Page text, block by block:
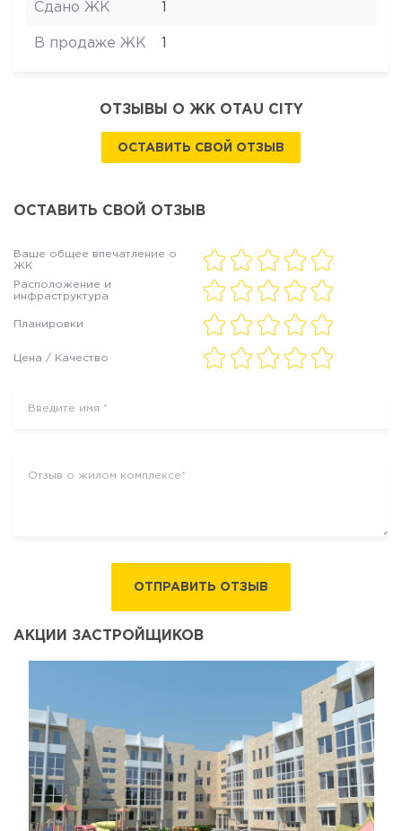
Сдано ЖК
В продаже ЖК
ОТЗЫВЫ О ЖК OTAU CITY
ОСТАВИТЬ СВОЙ ОТЗЫВ
ОСТАВИТЬ СВОЙ ОТЗЫВ
Ваше общее впечатление о
ЖК
Расположение и
инфраструктура
Планировки
Цена / Качество
ОТПРАВИТЬ ОТЗЫВ
АКЦИИ ЗАСТРОЙЩИКОВ